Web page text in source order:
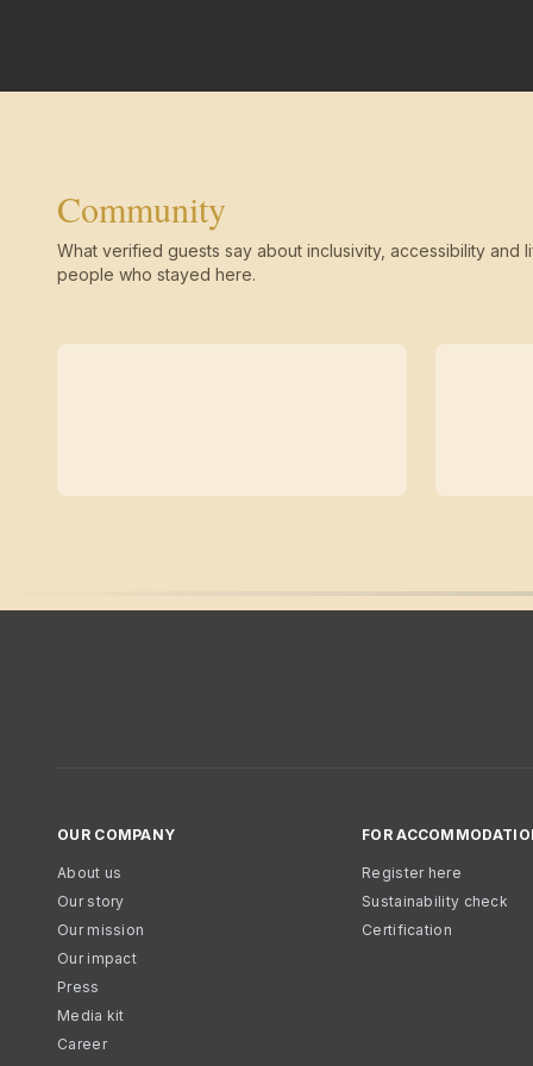
Community
What verified guests say about inclusivity, accessibility and
people who stayed here.
OUR COMPANY
About us
Our story
Our mission
Our impact
Press
Media kit
Career
FOR
Register here
Sustainability check
Certification